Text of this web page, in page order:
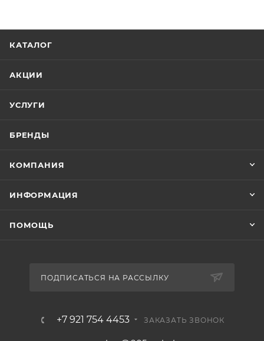
КАТАЛОГ
АКЦИИ
УСЛУГИ
БРЕНДЫ
КОМПАНИЯ
ИНФОРМАЦИЯ
ПОМОЩЬ
ПОДПИСАТЬСЯ НА РАССЫЛКУ
+7 921 754 4453 ЗАКАЗАТЬ ЗВОНОК